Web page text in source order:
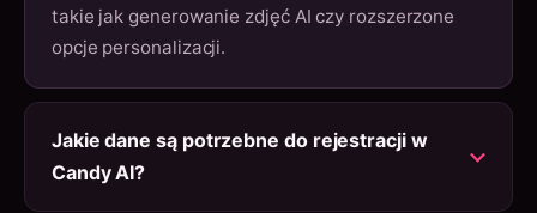
takie jak generowanie zdjęć AI czy rozszerzone
opcje personalizacji.
Jakie dane są potrzebne do rejestracji w
Candy AI?